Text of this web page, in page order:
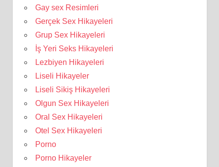
Gay sex Resimleri
Gerçek Sex Hikayeleri
Grup Sex Hikayeleri
İş Yeri Seks Hikayeleri
Lezbiyen Hikayeleri
Liseli Hikayeler
Liseli Sikiş Hikayeleri
Olgun Sex Hikayeleri
Oral Sex Hikayeleri
Otel Sex Hikayeleri
Porno
Porno Hikayeler